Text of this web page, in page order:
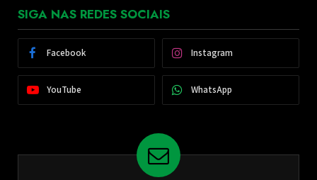
SIGA NAS REDES SOCIAIS
Facebook Instagram
YouTube WhatsApp